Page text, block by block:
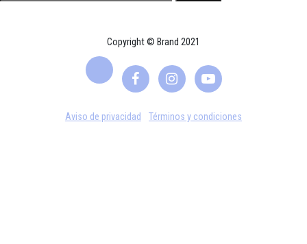
Copyright © Brand 2021
Aviso de privacidad Términos y condiciones